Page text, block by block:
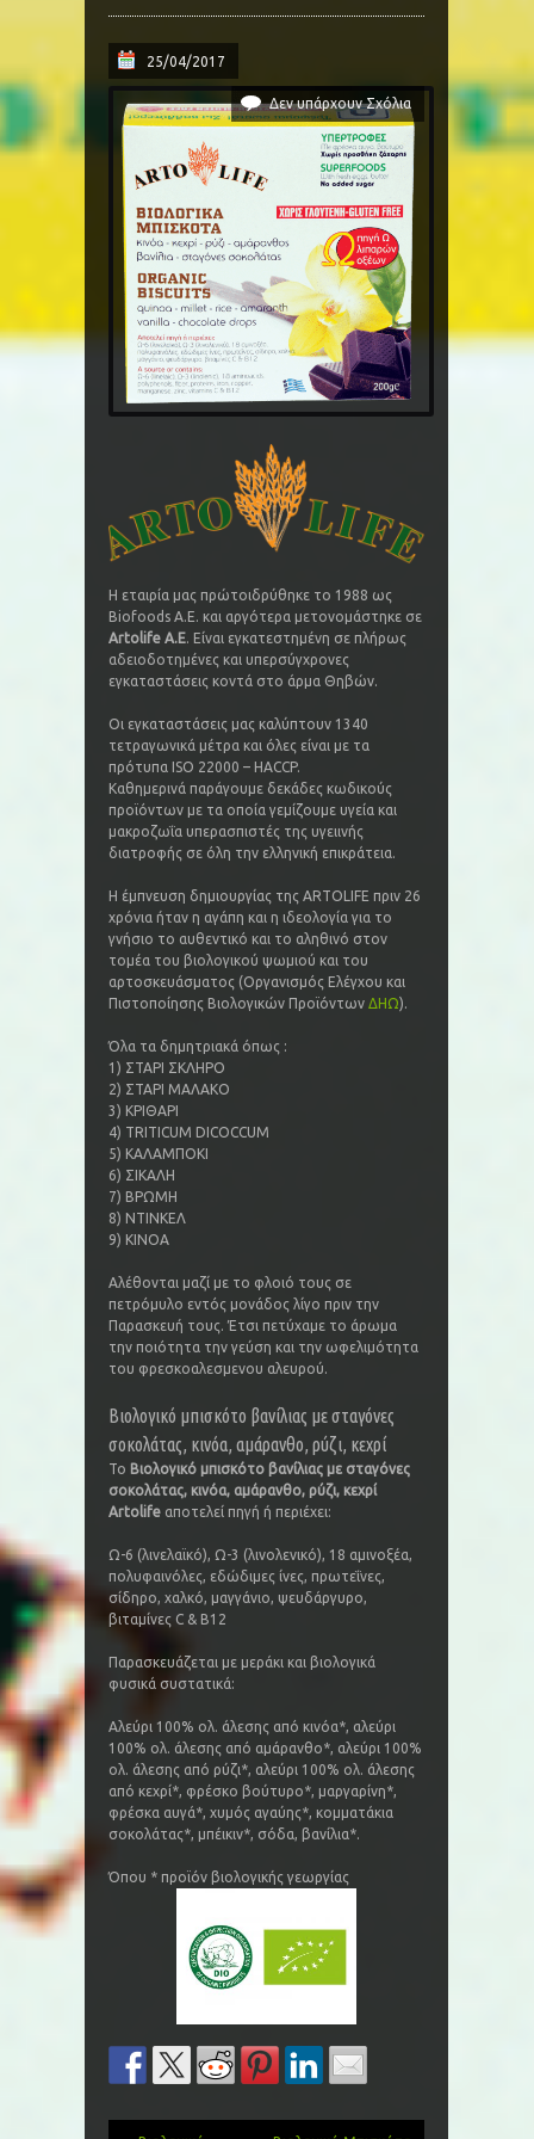
25/04/2017
Δεν υπάρχουν Σχόλια
Η εταιρία μας πρώτοιδρύθηκε το 1988 ως
Biofoods A.E. και αργότερα μετονομάστηκε σε
Artolife Α.Ε. Είναι εγκατεστημένη σε πλήρως
αδειοδοτημένες και υπερσύγχρονες
εγκαταστάσεις κοντά στο άρμα Θηβών.
Οι εγκαταστάσεις μας καλύπτουν 1340
τετραγωνικά μέτρα και όλες είναι με τα
πρότυπα ISO 22000 – HACCP.
Καθημερινά παράγουμε δεκάδες κωδικούς
προϊόντων με τα οποία γεμίζουμε υγεία και
μακροζωΐα υπερασπιστές της υγειινής
διατροφής σε όλη την ελληνική επικράτεια.
Η έμπνευση δημιουργίας της ARTOLIFE πριν 26
χρόνια ήταν η αγάπη και η ιδεολογία για το
γνήσιο το αυθεντικό και το αληθινό στον
τομέα του βιολογικού ψωμιού και του
αρτοσκευάσματος (Οργανισμός Ελέγχου και
Πιστοποίησης Βιολογικών Προϊόντων ΔΗΩ).
Όλα τα δημητριακά όπως :
1) ΣΤΑΡΙ ΣΚΛΗΡΟ
2) ΣΤΑΡΙ ΜΑΛΑΚΟ
3) ΚΡΙΘΑΡΙ
4) TRITICUM DICOCCUM
5) ΚΑΛΑΜΠΟΚΙ
6) ΣΙΚΑΛΗ
7) ΒΡΩΜΗ
8) ΝΤΙΝΚΕΛ
9) ΚΙΝΟΑ
Αλέθονται μαζί με το φλοιό τους σε
πετρόμυλο εντός μονάδος λίγο πριν την
Παρασκευή τους. Έτσι πετύχαμε το άρωμα
την ποιότητα την γεύση και την ωφελιμότητα
του φρεσκοαλεσμενου αλευρού.
Βιολογικό μπισκότο βανίλιας με σταγόνες
σοκολάτας, κινόα, αμάρανθο, ρύζι, κεχρί
Το Βιολογικό μπισκότο βανίλιας με σταγόνες
σοκολάτας, κινόα, αμάρανθο, ρύζι, κεχρί
Artolife αποτελεί πηγή ή περιέχει:
Ω-6 (λινελαϊκό), Ω-3 (λινολενικό), 18 αμινοξέα,
πολυφαινόλες, εδώδιμες ίνες, πρωτεΐνες,
σίδηρο, χαλκό, μαγγάνιο, ψευδάργυρο,
βιταμίνες C & B12
Παρασκευάζεται με μεράκι και βιολογικά
φυσικά συστατικά:
Αλεύρι 100% ολ. άλεσης από κινόα*, αλεύρι
100% ολ. άλεσης από αμάρανθο*, αλεύρι 100%
ολ. άλεσης από ρύζι*, αλεύρι 100% ολ. άλεσης
από κεχρί*, φρέσκο βούτυρο*, μαργαρίνη*,
φρέσκα αυγά*, χυμός αγαύης*, κομματάκια
σοκολάτας*, μπέικιν*, σόδα, βανίλια*.
Όπου * προϊόν βιολογικής γεωργίας